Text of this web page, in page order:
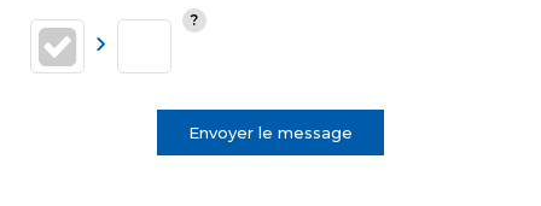
Envoyer le message